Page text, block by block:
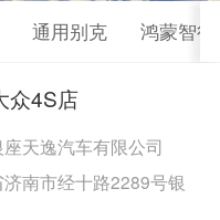
通用别克 鸿蒙智行
众4S店
天逸汽车有限公司
南市经十路2289号银